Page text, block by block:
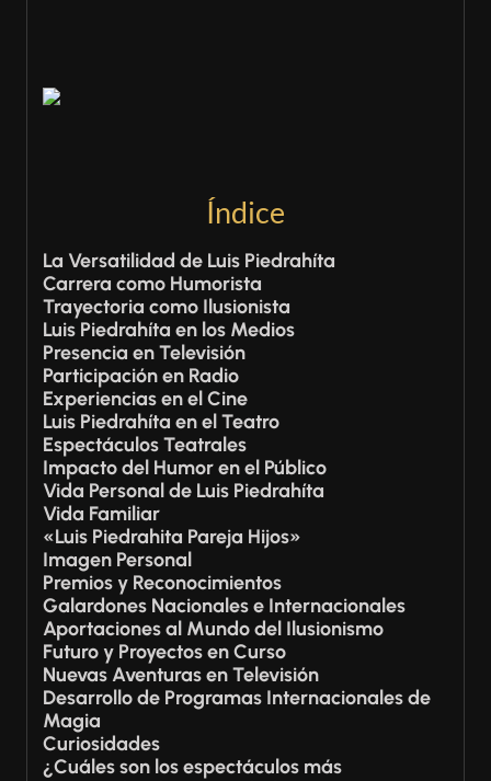
Índice
La Versatilidad de Luis Piedrahíta
Carrera como Humorista
Trayectoria como Ilusionista
Luis Piedrahíta en los Medios
Presencia en Televisión
Participación en Radio
Experiencias en el Cine
Luis Piedrahíta en el Teatro
Espectáculos Teatrales
Impacto del Humor en el Público
Vida Personal de Luis Piedrahíta
Vida Familiar
«Luis Piedrahita Pareja Hijos»
Imagen Personal
Premios y Reconocimientos
Galardones Nacionales e Internacionales
Aportaciones al Mundo del Ilusionismo
Futuro y Proyectos en Curso
Nuevas Aventuras en Televisión
Desarrollo de Programas Internacionales de
Magia
Curiosidades
¿Cuáles son los espectáculos más